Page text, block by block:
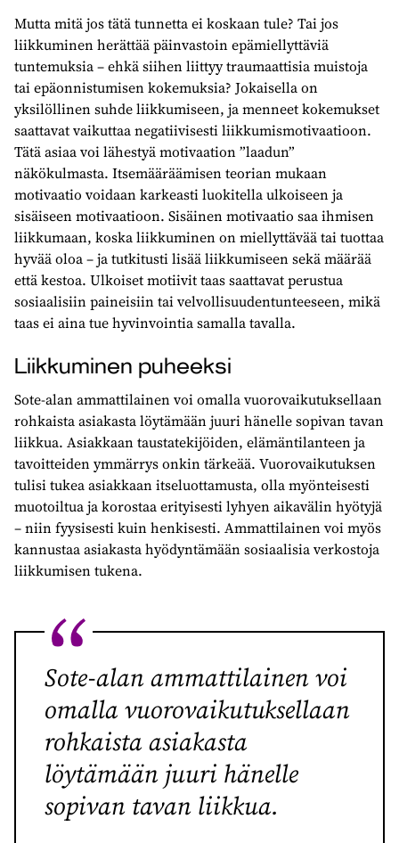
Mutta mitä jos tätä tunnetta ei koskaan tule? Tai jos
liikkuminen herättää päinvastoin epämiellyttäviä
tuntemuksia – ehkä siihen liittyy traumaattisia muistoja
tai epäonnistumisen kokemuksia? Jokaisella on
yksilöllinen suhde liikkumiseen, ja menneet kokemukset
saattavat vaikuttaa negatiivisesti liikkumismotivaatioon.
Tätä asiaa voi lähestyä motivaation ”laadun”
näkökulmasta. Itsemääräämisen teorian mukaan
motivaatio voidaan karkeasti luokitella ulkoiseen ja
sisäiseen motivaatioon. Sisäinen motivaatio saa ihmisen
liikkumaan, koska liikkuminen on miellyttävää tai tuottaa
hyvää oloa – ja tutkitusti lisää liikkumiseen sekä määrää
että kestoa. Ulkoiset motiivit taas saattavat perustua
sosiaalisiin paineisiin tai velvollisuudentunteeseen, mikä
taas ei aina tue hyvinvointia samalla tavalla.
Liikkuminen puheeksi
Sote-alan ammattilainen voi omalla vuorovaikutuksellaan
rohkaista asiakasta löytämään juuri hänelle sopivan tavan
liikkua. Asiakkaan taustatekijöiden, elämäntilanteen ja
tavoitteiden ymmärrys onkin tärkeää. Vuorovaikutuksen
tulisi tukea asiakkaan itseluottamusta, olla myönteisesti
muotoiltua ja korostaa erityisesti lyhyen aikavälin hyötyjä
– niin fyysisesti kuin henkisesti. Ammattilainen voi myös
kannustaa asiakasta hyödyntämään sosiaalisia verkostoja
liikkumisen tukena.
Sote-alan ammattilainen voi
omalla vuorovaikutuksellaan
rohkaista asiakasta
löytämään juuri hänelle
sopivan tavan liikkua.